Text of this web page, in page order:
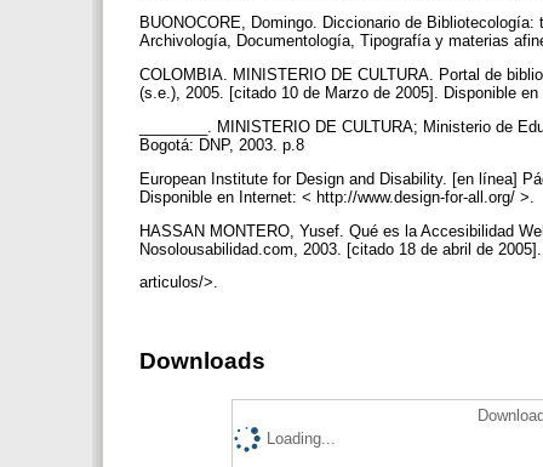
BUONOCORE, Domingo. Diccionario de
Archivología, Documentología, Tipografía y materias
COLOMBIA. MINISTERIO DE CULTURA. Portal de
(s.e.), 2005. [citado 10 de Marzo de 2005]. Disponible
________. MINISTERIO DE CULTURA; Ministerio de
Bogotá: DNP, 2003. p.8
European Institute for Design and Disability. [en línea]
Disponible en Internet: < http://www.design-for-all.org/ >.
HASSAN MONTERO, Yusef. Qué es la Accesibilidad
Nosolousabilidad.com, 2003. [citado 18 de abril de
articulos/>.
Downloads
Loading...